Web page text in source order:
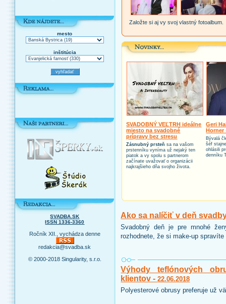
mesto
inštitúcia
SVADBA.SK
ISSN 1336-3360
Ročník XII., vychádza denne
redakcia@svadba.sk
© 2000-2018 Singularity, s.r.o.
Založte si aj vy svoj vlastný fotoalbum.
SVADOBNÝ VEĽTRH ideálne
miesto na svadobné
prípravy bez stresu
Zásnubný prsteň sa na vašom
prstenníku vyníma už nejaký ten
piatok a vy spolu s partnerom
začínate uvažovať o organizácii
najkrajšieho dňa svojho života.
Geri
Horner
Bývalá
šéf
ohlásili
denníku
Ako sa nalíčiť v deň
Svadobný deň je pre mnohé
rozhodnete, že si make-up
Výhody teflónových
klientov -22.06.2018
Polyesterové obrusy preferuje už